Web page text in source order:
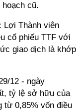
hoạch cũ.
Lợi Thành viên
cổ phiếu TTF với
giao dịch là khớp
12 - ngày
tỷ lệ sở hữu của
từ 0,85% vốn điều